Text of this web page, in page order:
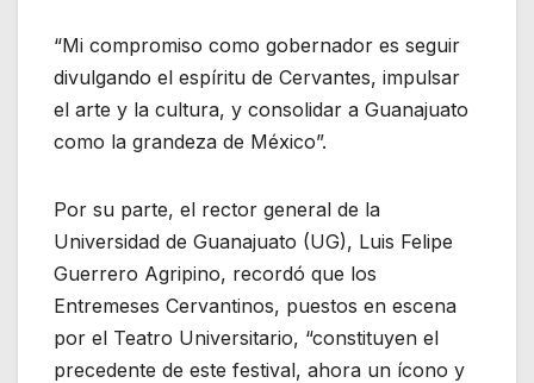
“Mi compromiso como gobernador es seguir
divulgando el espíritu de Cervantes, impulsar
el arte y la cultura, y consolidar a Guanajuato
como la grandeza de México”.
Por su parte, el rector general de la
Universidad de Guanajuato (UG), Luis Felipe
Guerrero Agripino, recordó que los
Entremeses Cervantinos, puestos en escena
por el Teatro Universitario, “constituyen el
precedente de este festival, ahora un ícono y